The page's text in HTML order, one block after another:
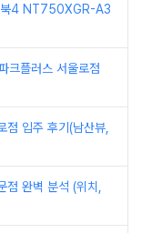
북4 NT750XGR-A3
크플러스 서울로점
점 입주 후기(남산뷰,
점 완벽 분석 (위치,